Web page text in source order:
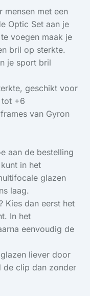
mensen met een
Optic Set aan je
voegen maak je
bril op sterkte.
je sport bril
geschikt voor
+6
van Gyron
aan de bestelling
in het
glazen
laag.
Kies dan eerst het
In het
eenvoudig de
liever door
de clip dan zonder